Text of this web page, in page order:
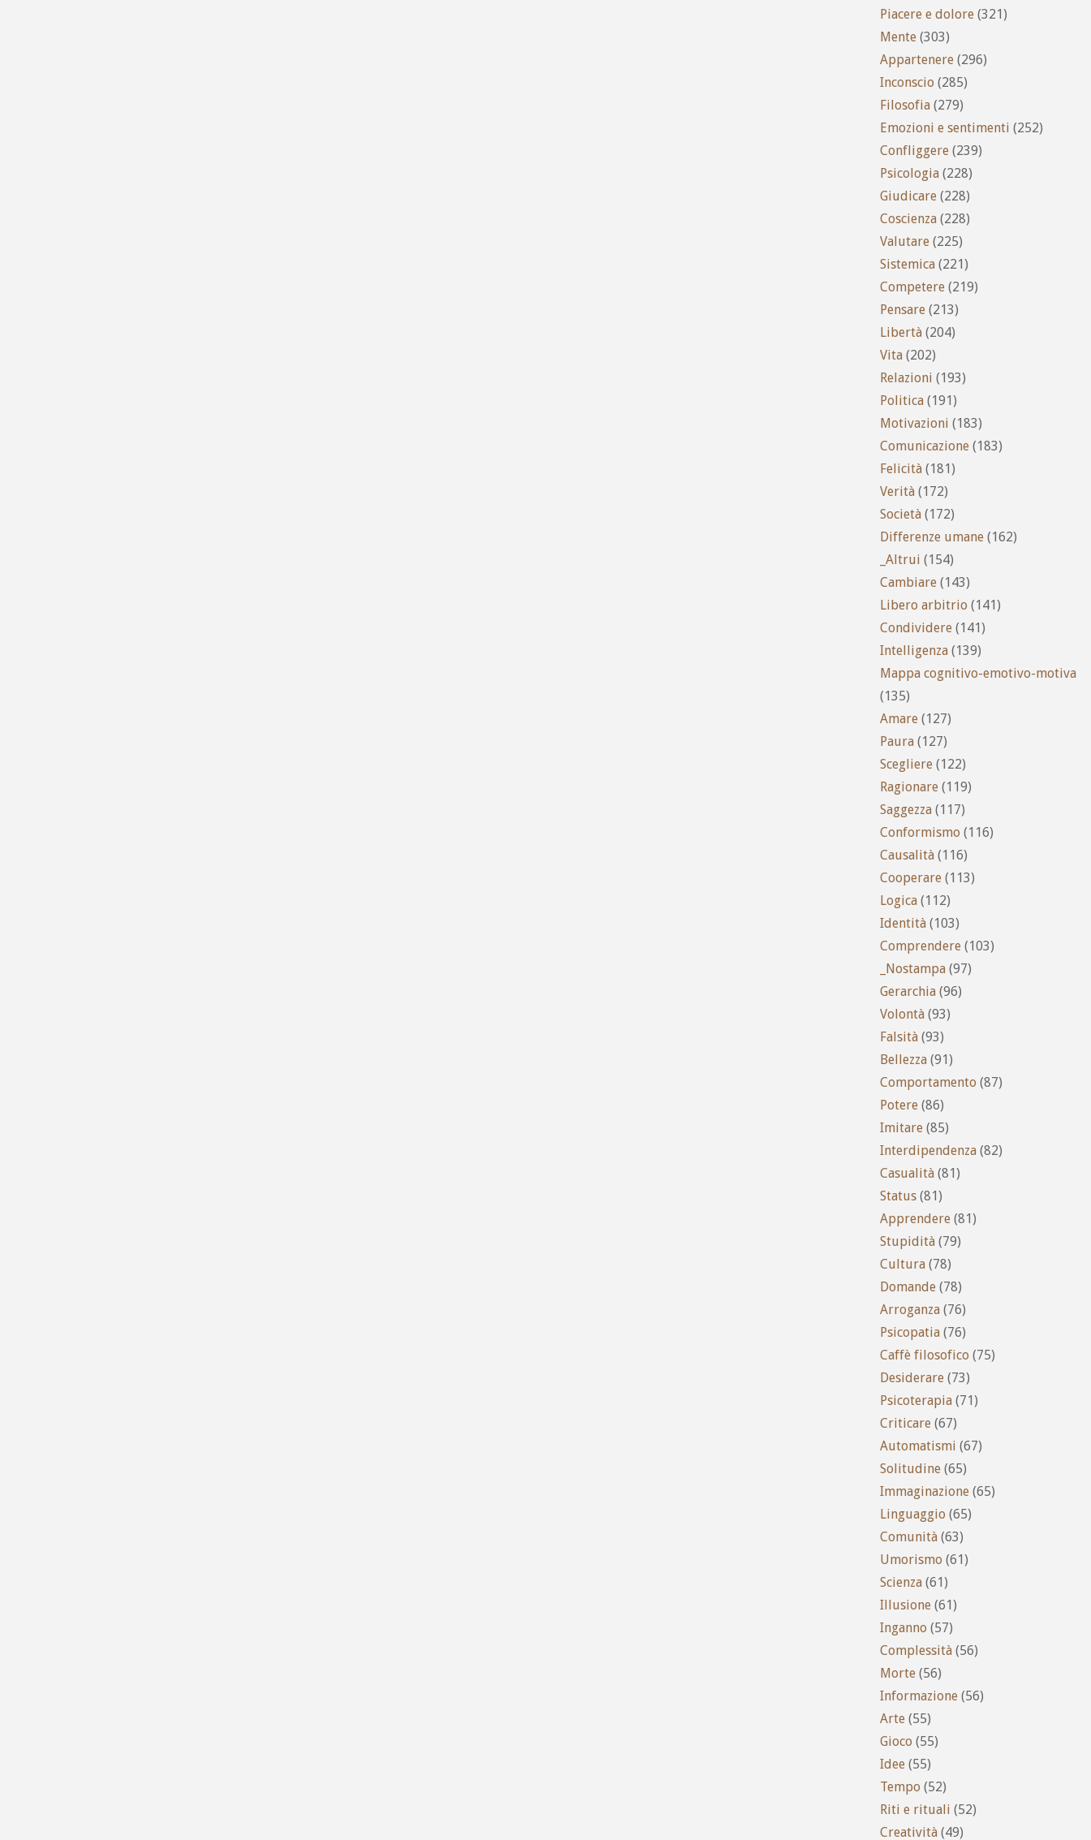
Piacere e dolore (321)
Mente (303)
Appartenere (296)
Inconscio (285)
Filosofia (279)
Emozioni e sentimenti (252)
Confliggere (239)
Psicologia (228)
Giudicare (228)
Coscienza (228)
Valutare (225)
Sistemica (221)
Competere (219)
Pensare (213)
Libertà (204)
Vita (202)
Relazioni (193)
Politica (191)
Motivazioni (183)
Comunicazione (183)
Felicità (181)
Verità (172)
Società (172)
Differenze umane (162)
_Altrui (154)
Cambiare (143)
Libero arbitrio (141)
Condividere (141)
Intelligenza (139)
Mappa cognitivo-emotivo-motiva
(135)
Amare (127)
Paura (127)
Scegliere (122)
Ragionare (119)
Saggezza (117)
Conformismo (116)
Causalità (116)
Cooperare (113)
Logica (112)
Identità (103)
Comprendere (103)
_Nostampa (97)
Gerarchia (96)
Volontà (93)
Falsità (93)
Bellezza (91)
Comportamento (87)
Potere (86)
Imitare (85)
Interdipendenza (82)
Casualità (81)
Status (81)
Apprendere (81)
Stupidità (79)
Cultura (78)
Domande (78)
Arroganza (76)
Psicopatia (76)
Caffè filosofico (75)
Desiderare (73)
Psicoterapia (71)
Criticare (67)
Automatismi (67)
Solitudine (65)
Immaginazione (65)
Linguaggio (65)
Comunità (63)
Umorismo (61)
Scienza (61)
Illusione (61)
Inganno (57)
Complessità (56)
Morte (56)
Informazione (56)
Arte (55)
Gioco (55)
Idee (55)
Tempo (52)
Riti e rituali (52)
Creatività (49)